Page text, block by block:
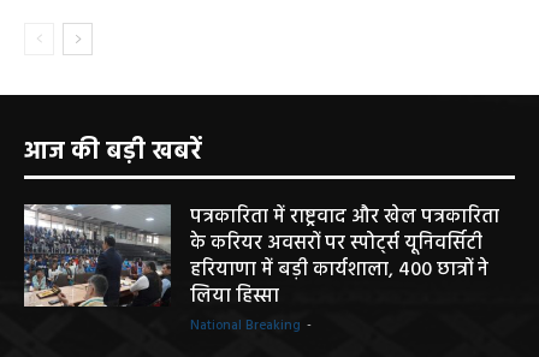
आज की बड़ी खबरें
पत्रकारिता में राष्ट्रवाद और खेल पत्रकारिता
के करियर अवसरों पर स्पोर्ट्स यूनिवर्सिटी
हरियाणा में बड़ी कार्यशाला, 400 छात्रों ने
लिया हिस्सा
National Breaking -